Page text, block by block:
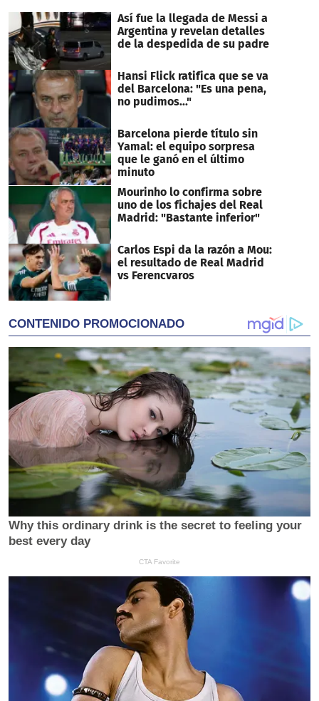
Así fue la llegada de Messi a
Argentina y revelan detalles
de la despedida de su padre
Hansi Flick ratifica que se va
del Barcelona: "Es una pena,
no pudimos..."
Barcelona pierde título sin
Yamal: el equipo sorpresa
que le ganó en el último
minuto
Mourinho lo confirma sobre
uno de los fichajes del Real
Madrid: "Bastante inferior"
Carlos Espi da la razón a Mou:
el resultado de Real Madrid
vs Ferencvaros